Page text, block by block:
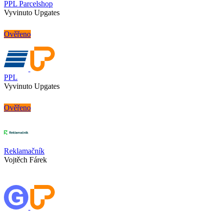
PPL Parcelshop
Vyvinuto Upgates
Ověřeno
PPL
Vyvinuto Upgates
Ověřeno
Reklamačník
Vojtěch Fárek